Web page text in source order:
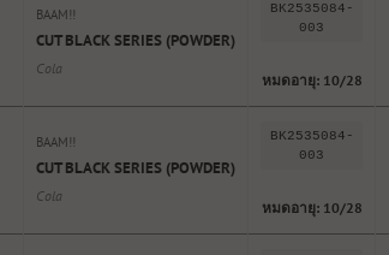
BAAM!!
CUT BLACK SERIES (POWDER)
Cola
BK2535084-
003
หมดอายุ: 10/28
BAAM!!
CUT BLACK SERIES (POWDER)
Cola
BK2535084-
003
หมดอายุ: 10/28